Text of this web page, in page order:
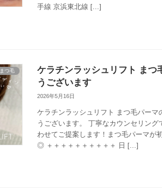
手線 京浜東北線 […]
まつ毛
ケラチンラッシュリフト まつ
うございます
2026年5月16日
ケラチンラッシュリフト まつ毛パーマ
うございます。 丁寧なカウンセリン
わせてご提案します！まつ毛パーマが
◎ ＋＋＋＋＋＋＋＋＋＋ 日 […]